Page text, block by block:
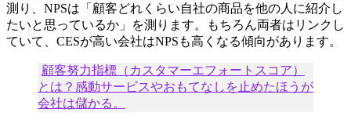
測り、NPSは「顧客どれくらい自社の商品を他の人に紹介し
たいと思っているか」を測ります。もちろん両者はリンクし
ていて、CESが高い会社はNPSも高くなる傾向があります。
顧客努力指標（カスタマーエフォートスコア）
とは？感動サービスやおもてなしを止めたほうが
会社は儲かる。